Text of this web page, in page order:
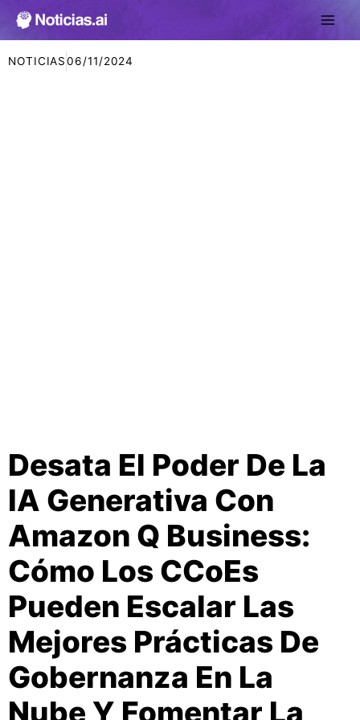
NOTICIAS 06/11/2024
Desata El Poder De La
IA Generativa Con
Amazon Q Business:
Cómo Los CCoEs
Pueden Escalar Las
Mejores Prácticas De
Gobernanza En La
Nube Y Fomentar La